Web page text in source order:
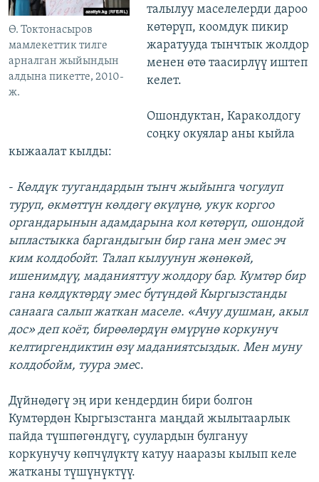
Ө. Токтонасыров
мамлекеттик тилге
арналган жыйындын
алдына пикетте, 2010-
ж.
талылуу маселелерди дароо
көтөрүп, коомдук пикир
жаратууда тынчтык жолдор
менен өтө таасирлүү иштеп
келет.
Ошондуктан, Караколдогу
соңку окуялар аны кыйла
кыжаалат кылды:
- Көлдүк туугандардын тынч жыйынга чогулуп
туруп, өкмөттүн көлдөгү өкүлүнө, укук коргоо
органдарынын адамдарына кол көтөрүп, ошондой
ыпластыкка баргандыгын бир гана мен эмес эч
ким колдобойт. Талап кылуунун жөнөкөй,
ишенимдүү, маданияттуу жолдору бар. Кумтөр бир
гана көлдүктөрдү эмес бүтүндөй Кыргызстанды
санаага салып жаткан маселе. «Ачуу душман, акыл
дос» деп коёт, бирөөлөрдүн өмүрүнө коркунуч
келтиргендиктин өзү маданиятсыздык. Мен муну
колдобойм, туура эмес.
Дүйнөдөгү эң ири кендердин бири болгон
Кумтөрдөн Кыргызстанга маңдай жылытаарлык
пайда түшпөгөндүгү, суулардын булгануу
коркунучу көпчүлүктү катуу нааразы кылып келе
жатканы түшүнүктүү.